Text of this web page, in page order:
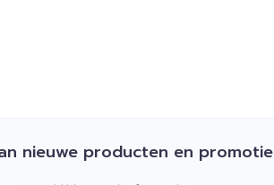
nieuwe producten en